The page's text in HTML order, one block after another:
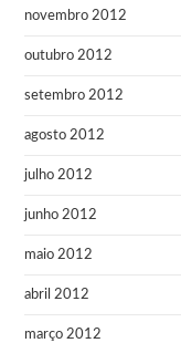
novembro 2012
outubro 2012
setembro 2012
agosto 2012
julho 2012
junho 2012
maio 2012
abril 2012
março 2012